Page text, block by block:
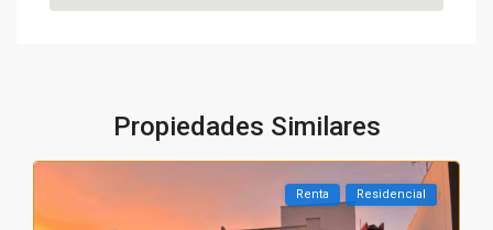
Propiedades Similares
Renta Residencial